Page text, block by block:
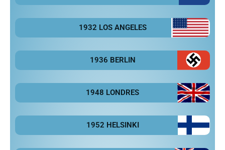
1932 LOS ANGELES
1936 BERLIN
1948 LONDRES
1952 HELSINKI